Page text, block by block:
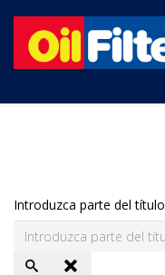
Introduzca parte del título